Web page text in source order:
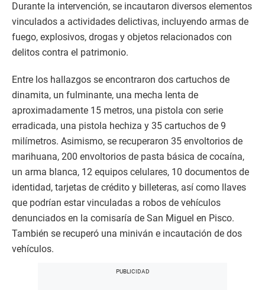
Durante la intervención, se incautaron diversos elementos
vinculados a actividades delictivas, incluyendo armas de
fuego, explosivos, drogas y objetos relacionados con
delitos contra el patrimonio.
Entre los hallazgos se encontraron dos cartuchos de
dinamita, un fulminante, una mecha lenta de
aproximadamente 15 metros, una pistola con serie
erradicada, una pistola hechiza y 35 cartuchos de 9
milímetros. Asimismo, se recuperaron 35 envoltorios de
marihuana, 200 envoltorios de pasta básica de cocaína,
un arma blanca, 12 equipos celulares, 10 documentos de
identidad, tarjetas de crédito y billeteras, así como llaves
que podrían estar vinculadas a robos de vehículos
denunciados en la comisaría de San Miguel en Pisco.
También se recuperó una miniván e incautación de dos
vehículos.